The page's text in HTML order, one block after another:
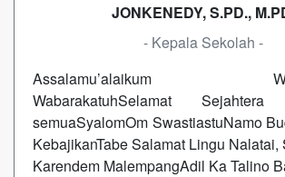
JONKENEDY, S.PD.,
- Kepala Sekolah -
Assalamu’alaikum
WabarakatuhSelamat
semuaSyalomOm SwastiastuNamo
KebajikanTabe Salamat Lingu Nalatai,
Karendem MalempangAdil Ka Talino